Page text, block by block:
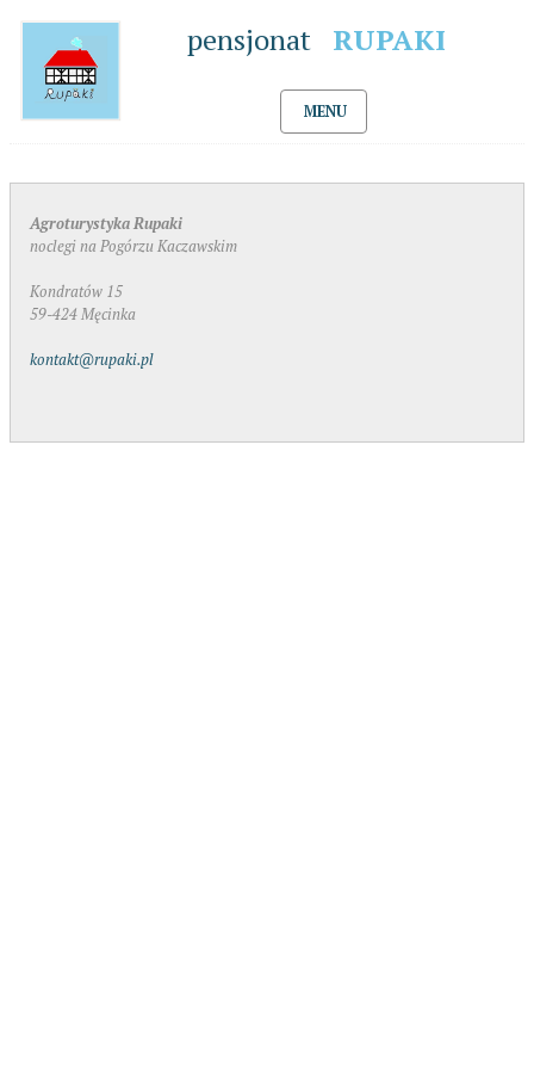
pensjonat RUPAKI
MENU
Agroturystyka Rupaki
noclegi na Pogórzu Kaczawskim
Kondratów 15
59-424 Męcinka
kontakt@rupaki.pl